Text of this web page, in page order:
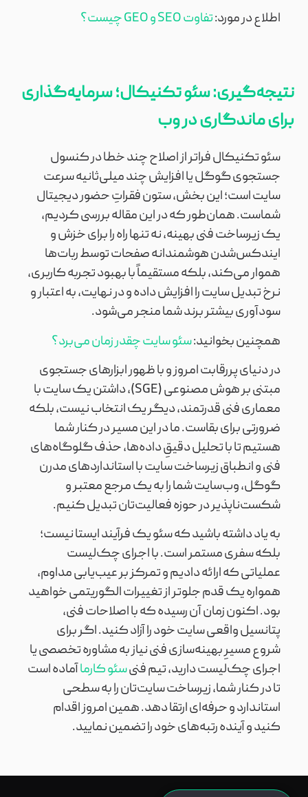
اطلاع در مورد:تفاوت SEO و GEO چیست؟
نتیجه‌گیری: سئو تکنیکال؛ سرمایه‌گذاری
برای ماندگاری در وب
سئو تکنیکال فراتر از اصلاح چند خطا در کنسول
جستجوی گوگل یا افزایش چند میلی‌ثانیه سرعت
سایت است؛ این بخش، ستون فقراتِ حضور دیجیتال
شماست. همان‌طور که در این مقاله بررسی کردیم،
یک زیرساخت فنی بهینه، نه تنها راه را برای خزش و
ایندکس‌شدن هوشمندانه صفحات توسط ربات‌ها
هموار می‌کند، بلکه مستقیماً با بهبود تجربه کاربری،
نرخ تبدیل سایت را افزایش داده و در نهایت، به اعتبار و
سودآوری بیشتر برند شما منجر می‌شود.
همچنین بخوانید:سئو سایت چقدر زمان می‌برد؟
در دنیای پررقابت امروز و با ظهور ابزارهای جستجوی
مبتنی بر هوش مصنوعی (SGE)، داشتن یک سایت با
معماری فنی قدرتمند، دیگر یک انتخاب نیست، بلکه
ضرورتی برای بقاست. ما در این مسیر در کنار شما
هستیم تا با تحلیل دقیقِ داده‌ها، حذف گلوگاه‌های
فنی و انطباق زیرساخت سایت با استانداردهای مدرن
گوگل، وب‌سایت شما را به یک مرجع معتبر و
شکست‌ناپذیر در حوزه فعالیت‌تان تبدیل کنیم.
به یاد داشته باشید که سئو یک فرآیند ایستا نیست؛
بلکه سفری مستمر است. با اجرای چک‌لیست
عملیاتی که ارائه دادیم و تمرکز بر عیب‌یابی مداوم،
همواره یک قدم جلوتر از تغییرات الگوریتمی خواهید
بود. اکنون زمان آن رسیده که با اصلاحات فنی،
پتانسیل واقعی سایت خود را آزاد کنید. اگر برای
شروع مسیرِ بهینه‌سازی فنی نیاز به مشاوره تخصصی یا
اجرای چک‌لیست دارید، تیم فنیسئو کارماآماده است
تا در کنار شما، زیرساخت سایت‌تان را به سطحی
استاندارد و حرفه‌ای ارتقا دهد. همین امروز اقدام
کنید و آینده رتبه‌های خود را تضمین نمایید.